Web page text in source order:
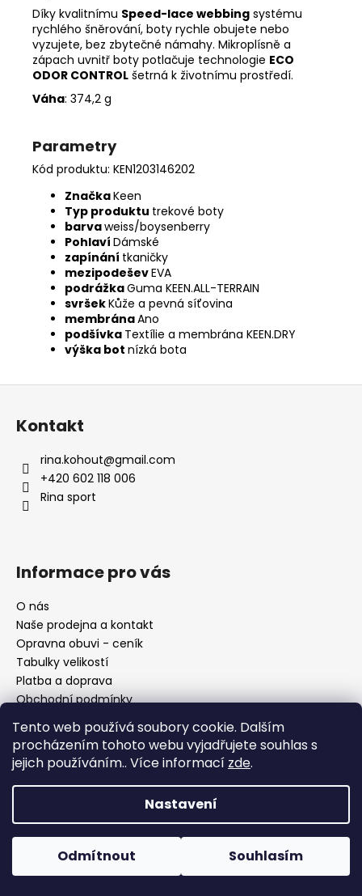
Tento web používá soubory cookie. Dalším
procházením tohoto webu vyjadřujete souhlas s
jejich používáním.. Více informací zde.
Nastavení
Odmítnout Souhlasím
Díky kvalitnímu Speed-lace webbing systému
rychlého šněrování, boty rychle obujete nebo
vyzujete, bez zbytečné námahy. Mikroplísně a
zápach uvnitř boty potlačuje technologie ECO
ODOR CONTROL šetrná k životnímu prostředí.
Váha: 374,2 g
Parametry
Kód produktu: KEN1203146202
ZnačkaKeen
Typ produktu trekové boty
barvaweiss/boysenberry
Pohlaví Dámské
zapínání tkaničky
mezipodeševEVA
podrážkaGuma KEEN.ALL-TERRAIN
svršekKůže a pevná síťovina
membránaAno
podšívka Textílie a membrána KEEN.DRY
výška bot nízká bota
Kontakt
rina.kohout@gmail.com
+420 602 118 006
Rina sport
Informace pro vás
O nás
Naše prodejna a kontakt
Opravna obuvi - ceník
Tabulky velikostí
Platba a doprava
Obchodní podmínky
Ochrana osobních údajů
Reklamační řád
Moje objednávka
Facebook